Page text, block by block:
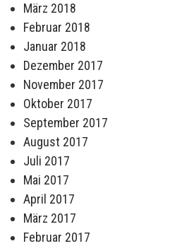
März 2018
Februar 2018
Januar 2018
Dezember 2017
November 2017
Oktober 2017
September 2017
August 2017
Juli 2017
Mai 2017
April 2017
März 2017
Februar 2017